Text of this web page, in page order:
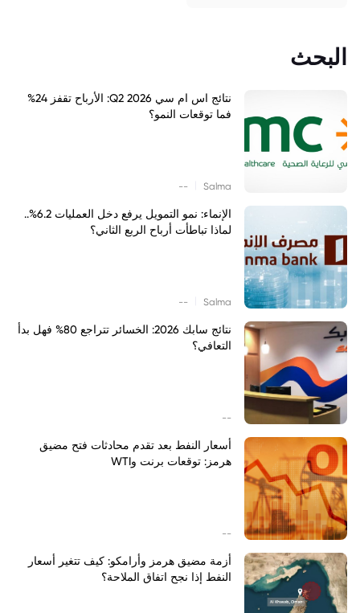
البحث
نتائج اس ام سي Q2 2026: الأرباح تقفز 24%
فما توقعات النمو؟
Salma
--
الإنماء: نمو التمويل يرفع دخل العمليات 6.2%..
لماذا تباطأت أرباح الربع الثاني؟
Salma
--
نتائج سابك 2026: الخسائر تتراجع 80% فهل بدأ
التعافي؟
--
أسعار النفط بعد تقدم محادثات فتح مضيق
هرمز: توقعات برنت وWTI
--
أزمة مضيق هرمز وأرامكو: كيف تتغير أسعار
النفط إذا نجح اتفاق الملاحة؟